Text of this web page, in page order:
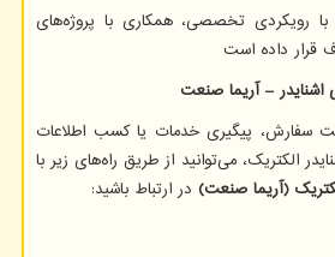
رویکردی تخصصی، همکاری با پروژه‌های
قرار داده است
اشنایدر–آریما صنعت
سفارش، پیگیری خدمات یا کسب اطلاعات
الکتریک، می‌توانید از طریق راه‌های زیر با
(آریما صنعت) در ارتباط باشید: